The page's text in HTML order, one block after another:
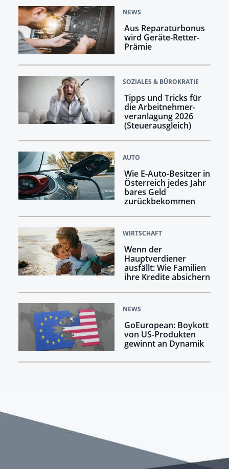
NEWS
Aus Reparaturbonus
wird Geräte-Retter-
Prämie
SOZIALES & BÜROKRATIE
Tipps und Tricks für
die Arbeitnehmer­
veranlagung 2026
(Steuerausgleich)
AUTO
Wie E-Auto-Besitzer in
Österreich jedes Jahr
bares Geld
zurückbekommen
WIRTSCHAFT
Wenn der
Hauptverdiener
ausfällt: Wie Familien
ihre Kredite absichern
NEWS
GoEuropean: Boykott
von US-Produkten
gewinnt an Dynamik